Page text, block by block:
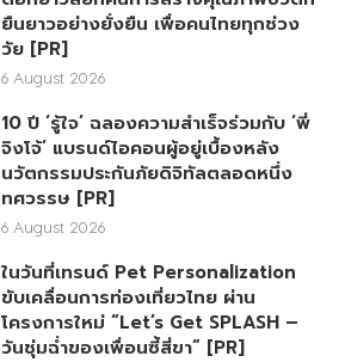
ยืนยาวอย่างยั่งยืน เพื่อคนไทยทุกช่วง
วัย [PR]
6 August 2026
10 ปี ‘รู้ใจ’ ฉลองความสำเร็จร่วมกับ ‘พี่
จิงโจ้’ แบรนด์ไอคอนผู้อยู่เบื้องหลัง
นวัตกรรมประกันภัยดิจิทัลตลอดหนึ่ง
ทศวรรษ [PR]
6 August 2026
ในวันที่เทรนด์ Pet Personalization
ขับเคลื่อนการท่องเที่ยวไทย ผ่าน
โครงการใหม่ “Let’s Get SPLASH –
วันชุ่มฉ่ำของเพื่อนซี้สี่ขา” [PR]